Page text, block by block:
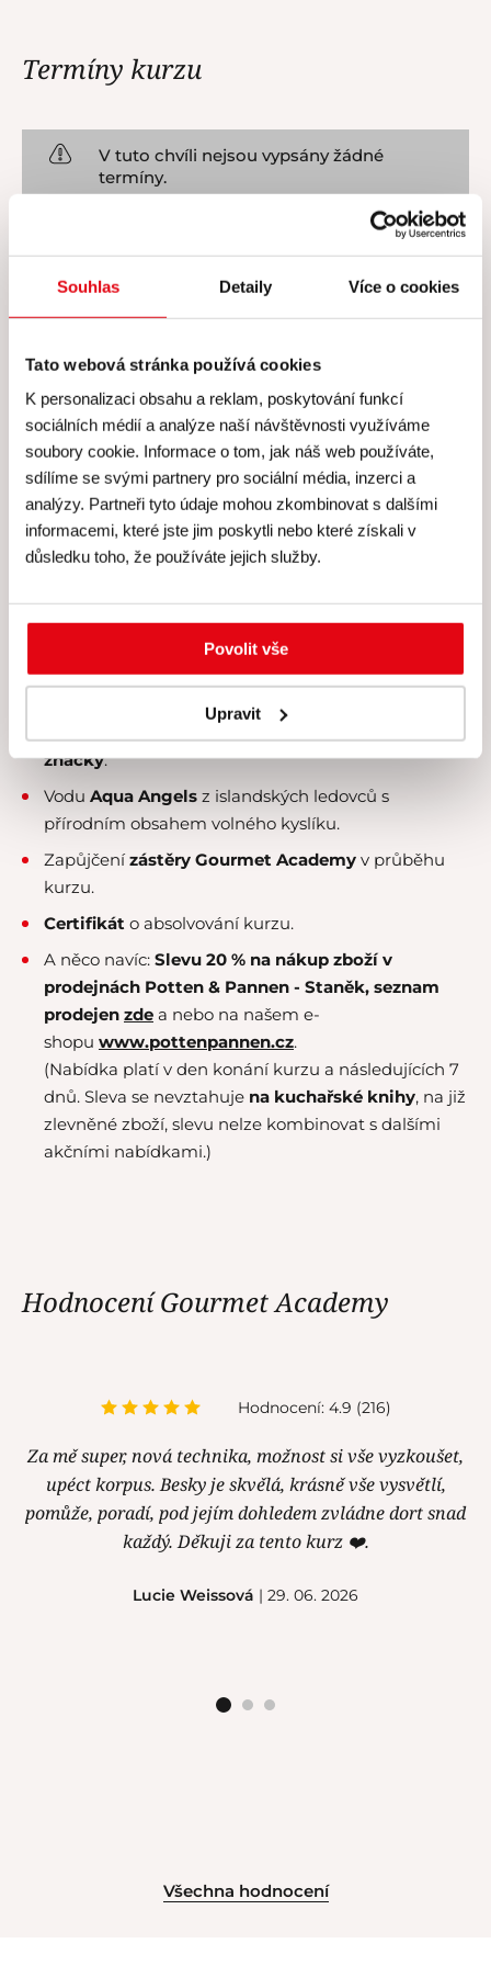
Souhlas Detaily Více o cookies
Tato webová stránka používá cookies
K personalizaci obsahu a reklam, poskytování funkcí
sociálních médií a analýze naší návštěvnosti využíváme
soubory cookie. Informace o tom, jak náš web používáte,
sdílíme se svými partnery pro sociální média, inzerci a
analýzy. Partneři tyto údaje mohou zkombinovat s dalšími
informacemi, které jste jim poskytli nebo které získali v
důsledku toho, že používáte jejich služby.
Povolit vše
Upravit
Termíny kurzu
V tuto chvíli nejsou vypsány žádné
termíny.
Cena všech kurzů zahrnuje
Cena všech našich kurzů
zahrnuje
Skutečněindividuální péčilektora a personálu –
kurzy koncipujeme promaximálně 8 účastníků
Veškeré suroviny, u nichž klademe velký
Nabídku konzumace exkluzivníchčajových směsí
značky.
Vodu Aqua Angels z islandských ledovců s
přírodním obsahem volného kyslíku.
Zapůjčenízástěry Gourmet Academy v průběhu
kurzu.
Certifikát o absolvování kurzu.
A něco navíc: Slevu 20 % na nákup zboží v
prodejnách Potten & Pannen - Staněk, seznam
prodejen zde a nebo na našem e-
shopu www.pottenpannen.cz.
(Nabídka platí v den konání kurzu a následujících 7
dnů. Sleva se nevztahuje na kuchařské knihy, na již
zlevněné zboží, slevu nelze kombinovat s dalšími
akčními nabídkami.)
Hodnocení Gourmet Academy
Hodnocení: 4.9 (216)
Za mě super, nová technika, možnost si vše vyzkoušet,
upéct korpus. Besky je skvělá, krásně vše vysvětlí,
pomůže, poradí, pod jejím dohledem zvládne dort snad
každý. Děkuji za tento kurz ❤️.
Lucie Weissová | 29. 06. 2026
Všechna hodnocení